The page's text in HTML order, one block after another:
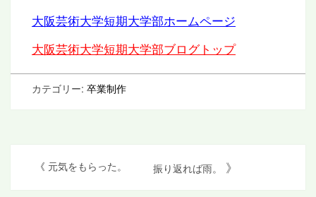
大阪芸術大学短期大学部ホームページ
大阪芸術大学短期大学部ブログトップ
カテゴリー: 卒業制作
《 元気をもらった。 振り返れば雨。 》